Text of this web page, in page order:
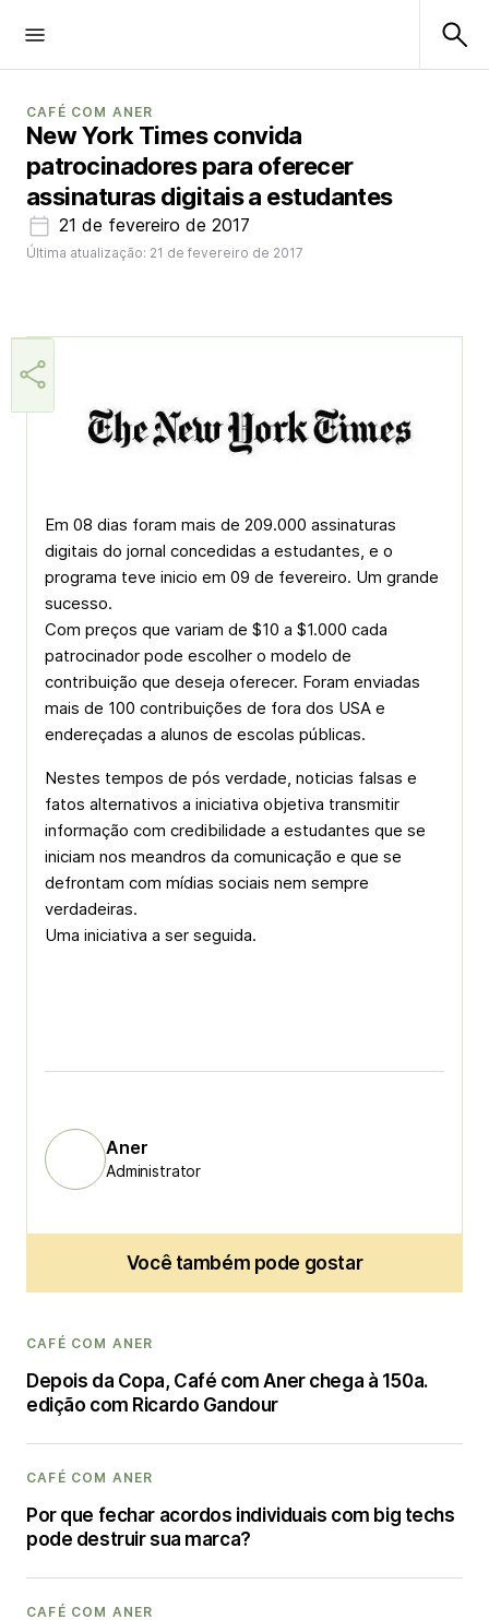
CAFÉ COM ANER
New York Times convida
patrocinadores para oferecer
assinaturas digitais a estudantes
21 de fevereiro de 2017
Última atualização: 21 de fevereiro de 2017
Em 08 dias foram mais de 209.000 assinaturas
digitais do jornal concedidas a estudantes, e o
programa teve inicio em 09 de fevereiro. Um grande
sucesso.
Com preços que variam de $10 a $1.000 cada
patrocinador pode escolher o modelo de
contribuição que deseja oferecer. Foram enviadas
mais de 100 contribuições de fora dos USA e
endereçadas a alunos de escolas públicas.
Nestes tempos de pós verdade, noticias falsas e
fatos alternativos a iniciativa objetiva transmitir
informação com credibilidade a estudantes que se
iniciam nos meandros da comunicação e que se
defrontam com mídias sociais nem sempre
verdadeiras.
Uma iniciativa a ser seguida.
Aner
Administrator
Você também pode gostar
CAFÉ COM ANER
Depois da Copa, Café com Aner chega à 150a.
edição com Ricardo Gandour
CAFÉ COM ANER
Por que fechar acordos individuais com big techs
pode destruir sua marca?
CAFÉ COM ANER